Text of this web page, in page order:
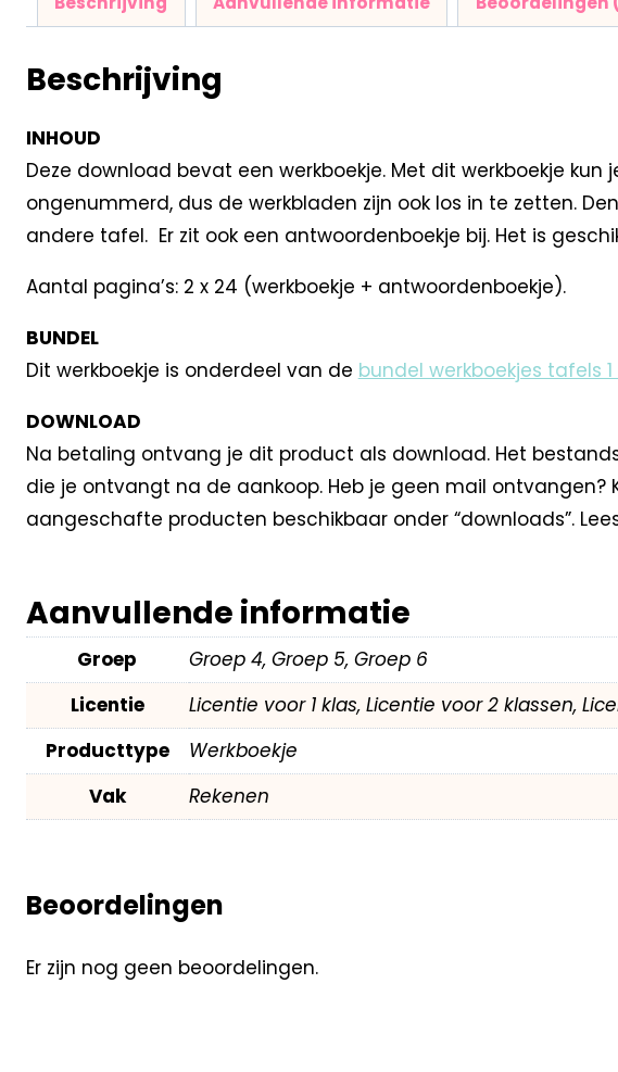
Beschrijving
INHOUD
Deze download bevat een werkboekje. Met dit werkboekje
ongenummerd, dus de werkbladen zijn ook los in te zetten.
andere tafel. Er zit ook een antwoordenboekje bij. Het is
Aantal pagina’s: 2 x 24 (werkboekje + antwoordenboekje).
BUNDEL
Dit werkboekje is onderdeel van de bundel werkboekjes tafels
DOWNLOAD
Na betaling ontvang je dit product als download. Het
die je ontvangt na de aankoop. Heb je geen mail
aangeschafte producten beschikbaar onder “downloads”.
Aanvullende informatie
Groep
Groep 4, Groep 5, Groep 6
Licentie
Licentie voor 1 klas, Licentie voor 2 klassen,
Producttype
Werkboekje
Vak
Rekenen
Beoordelingen
Er zijn nog geen beoordelingen.